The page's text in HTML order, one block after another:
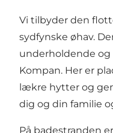
Vi tilbyder den
sydfynske øhav.
underholdende
Kompan. Her er
lækre hytter og
dig og din familie
På badestranden